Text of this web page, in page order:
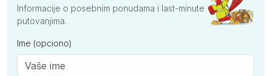
Informacije o posebnim ponudama i last-minute
putovanjima.
Ime (opciono)